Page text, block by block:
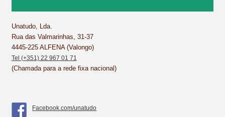
o
k
e
s
t
I
p
Unatudo, Lda.
Rua das Valmarinhas, 31-37
4445-225 ALFENA (Valongo)
Tel (+351) 22 967 01 71
(Chamada para a rede fixa nacional)
Facebook.com/unatudo